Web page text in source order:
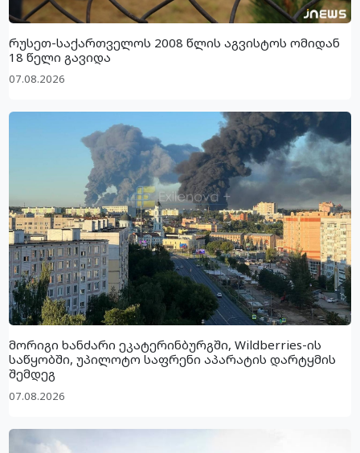
რუსეთ-საქართველოს 2008 წლის აგვისტოს ომიდან
18 წელი გავიდა
07.08.2026
მორიგი ხანძარი ეკატერინბურგში, Wildberries-ის
საწყობში, უპილოტო საფრენი აპარატის დარტყმის
შემდეგ
07.08.2026